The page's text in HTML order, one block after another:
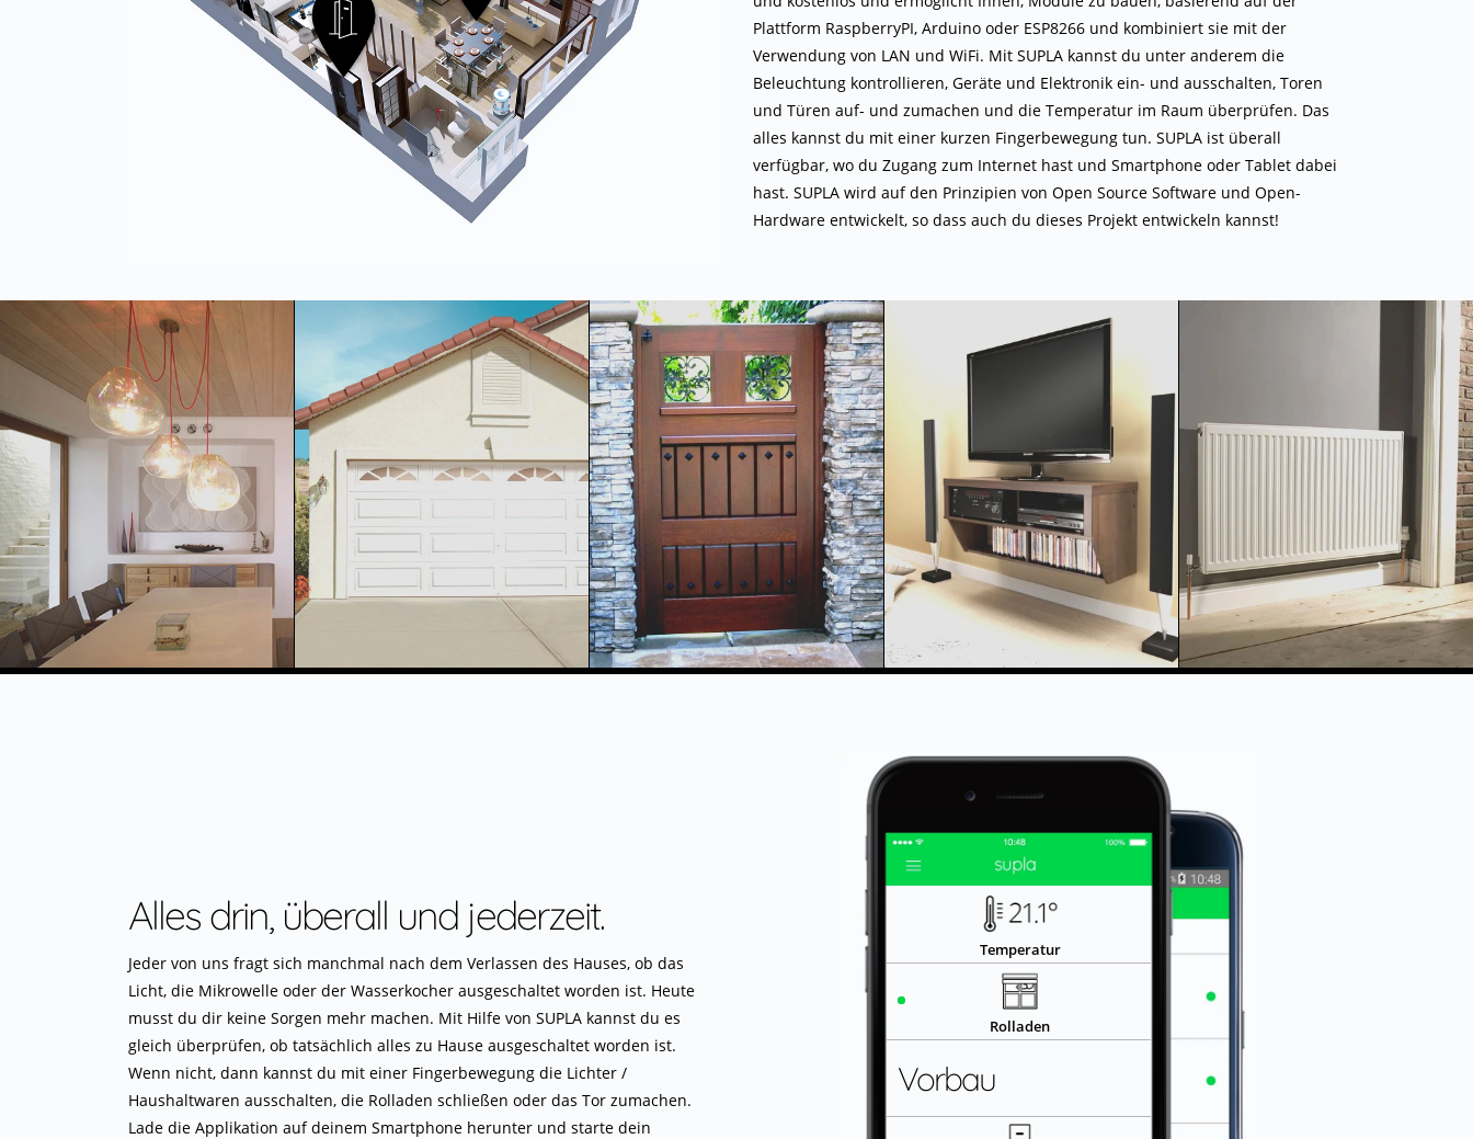
Plattform RaspberryPI, Arduino oder ESP8266 und kombiniert sie mit der
Verwendung von LAN und WiFi. Mit SUPLA kannst du unter anderem die
Beleuchtung kontrollieren, Geräte und Elektronik ein- und ausschalten, Toren
und Türen auf- und zumachen und die Temperatur im Raum überprüfen. Das
alles kannst du mit einer kurzen Fingerbewegung tun. SUPLA ist überall
verfügbar, wo du Zugang zum Internet hast und Smartphone oder Tablet dabei
hast. SUPLA wird auf den Prinzipien von Open Source Software und Open-
Hardware entwickelt, so dass auch du dieses Projekt entwickeln kannst!
Alles drin, überall und jederzeit.
Jeder von uns fragt sich manchmal nach dem Verlassen des Hauses, ob das
Licht, die Mikrowelle oder der Wasserkocher ausgeschaltet worden ist. Heute
musst du dir keine Sorgen mehr machen. Mit Hilfe von SUPLA kannst du es
gleich überprüfen, ob tatsächlich alles zu Hause ausgeschaltet worden ist.
Wenn nicht, dann kannst du mit einer Fingerbewegung die Lichter /
Haushaltwaren ausschalten, die Rolladen schließen oder das Tor zumachen.
Lade die Applikation auf deinem Smartphone herunter und starte dein
Temperatur
Rolladen
Vorbau